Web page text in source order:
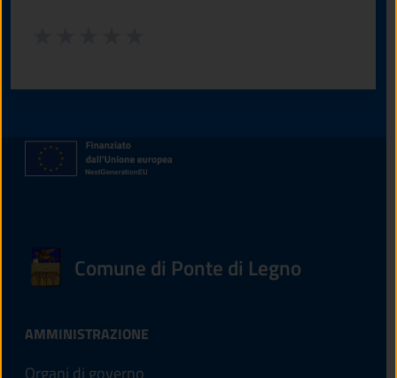
Comune di Ponte di Legno
AMMINISTRAZIONE